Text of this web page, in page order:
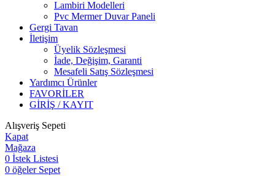
Lambiri Modelleri
Pvc Mermer Duvar Paneli
Gergi Tavan
İletişim
Üyelik Sözleşmesi
İade, Değişim, Garanti
Mesafeli Satış Sözleşmesi
Yardımcı Ürünler
FAVORİLER
GİRİŞ / KAYIT
Alışveriş Sepeti
Kapat
Mağaza
0 İstek Listesi
0 öğeler Sepet